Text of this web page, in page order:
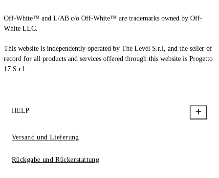
Off-White™ and L/AB c/o Off-White™ are trademarks owned by Off-
White LLC.
This website is independently operated by The Level S.r.l, and the seller of
record for all products and services offered through this website is Progetto
17 S.r.l.
HELP
Versand und Lieferung
Rückgabe und Rückerstattung